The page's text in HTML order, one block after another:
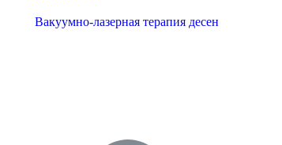
Вакуумно-лазерная терапия десен